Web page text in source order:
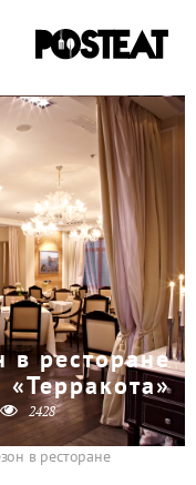
в ресторане
«Терракота»
2428
в ресторане